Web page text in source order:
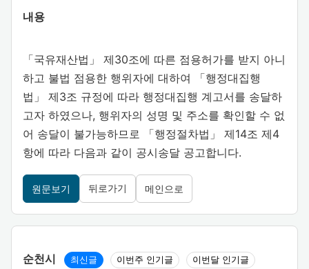
내용
「국유재산법」 제30조에 따른 점용허가를 받지 아니
하고 불법 점용한 행위자에 대하여 「행정대집행
법」 제3조 규정에 따라 행정대집행 계고서를 송달하
고자 하였으나, 행위자의 성명 및 주소를 확인할 수 없
어 송달이 불가능하므로 「행정절차법」 제14조 제4
항에 따라 다음과 같이 공시송달 공고합니다.
원문보기 뒤로가기 메인으로
순천시 최신글 이번주 인기글 이번달 인기글